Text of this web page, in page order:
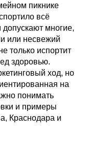
пикнике
всё
многие,
или несвежий
только испортит
здоровью.
ход, но
на
понимать
и примеры
Краснодара и